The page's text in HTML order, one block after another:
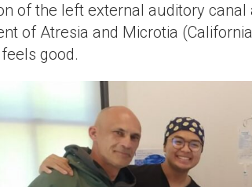
of the left external auditory
of Atresia and Microtia
good.